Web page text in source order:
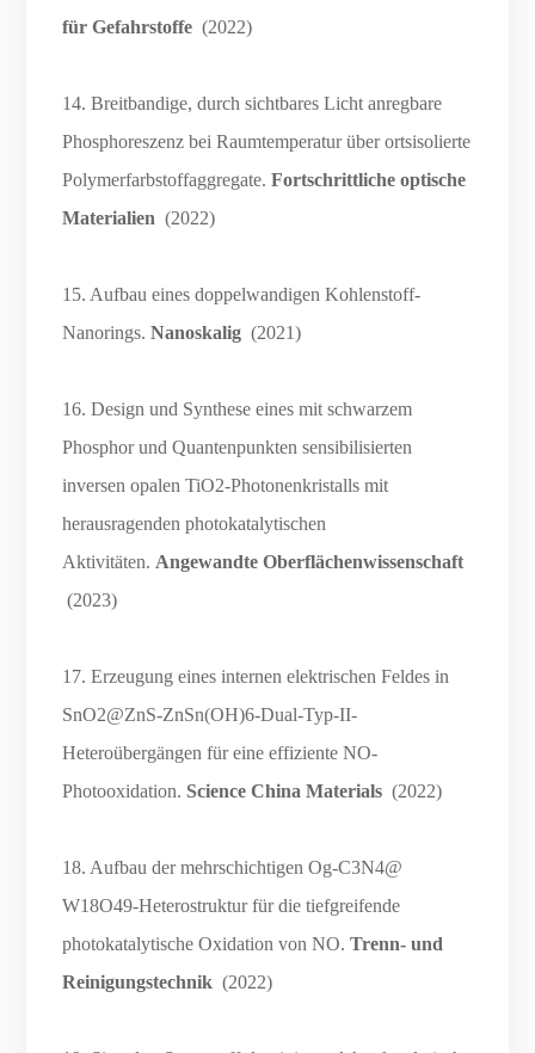
für Gefahrstoffe (2022)
14. Breitbandige, durch sichtbares Licht anregbare
Phosphoreszenz bei Raumtemperatur über ortsisolierte
Polymerfarbstoffaggregate.Fortschrittliche optische
Materialien (2022)
15. Aufbau eines doppelwandigen Kohlenstoff-
Nanorings.Nanoskalig (2021)
16. Design und Synthese eines mit schwarzem
Phosphor und Quantenpunkten sensibilisierten
inversen opalen TiO2-Photonenkristalls mit
herausragenden photokatalytischen
Aktivitäten. Angewandte Oberflächenwissenschaft
(2023)
17. Erzeugung eines internen elektrischen Feldes in
SnO2@ZnS-ZnSn(OH)6-Dual-Typ-II-
Heteroübergängen für eine effiziente NO-
Photooxidation. Science China Materials (2022)
18. Aufbau der mehrschichtigen Og-C3N4@
W18O49-Heterostruktur für die tiefgreifende
photokatalytische Oxidation von NO.Trenn- und
Reinigungstechnik (2022)